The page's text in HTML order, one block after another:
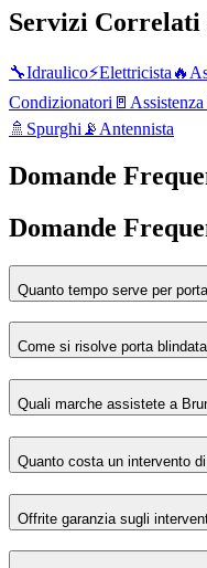
Servizi Correlati
🔧Idraulico⚡Elettricista 🔥
Condizionatori 🚪
🚿 Spurghi 📡 Antennista
Domande
Domande
Quanto tempo serve per
Come si risolve porta
Quali marche assistete a
Quanto costa un intervento
Offrite garanzia sugli